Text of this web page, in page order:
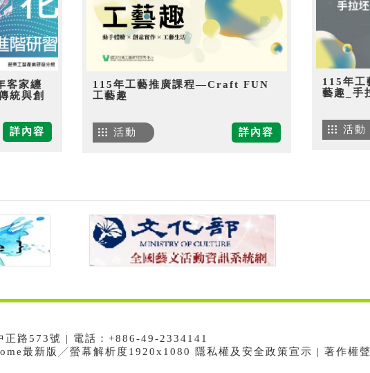
115年
藝趣_手
活動
客家纏
統與創
詳內容
115年工藝推廣課程—Craft FUN
工藝趣
詳內容
活動
正路573號 | 電話：+886-49-2334141
最新版╱螢幕解析度1920x1080 隱私權及安全政策宣示 | 著作權